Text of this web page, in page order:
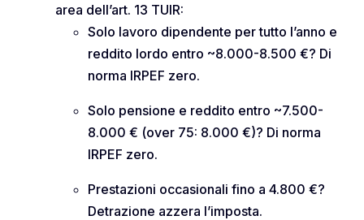
area dell’art. 13 TUIR:
Solo lavoro dipendente per tutto l’anno e
reddito lordo entro ~8.000-8.500 €? Di
norma IRPEF zero.
Solo pensione e reddito entro ~7.500-
8.000 € (over 75: 8.000 €)? Di norma
IRPEF zero.
Prestazioni occasionali fino a 4.800 €?
Detrazione azzera l’imposta.